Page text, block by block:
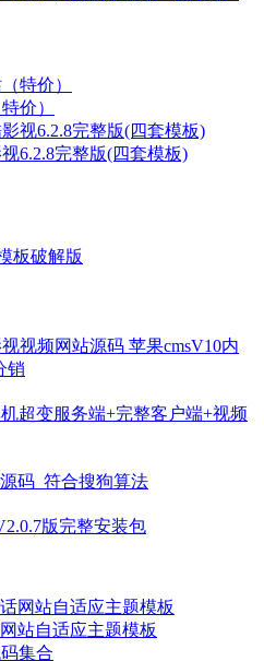
价）
6.2.8完整版(四套模板)
板破解版
视频网站源码 苹果cmsV10内
销
超变服务端+完整客户端+视频
码_符合搜狗算法
版完整安装包
站自适应主题模板